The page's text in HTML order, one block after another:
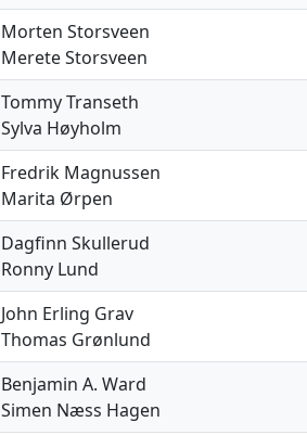
Morten Storsveen
Merete Storsveen
Tommy Transeth
Sylva Høyholm
Fredrik Magnussen
Marita Ørpen
Dagfinn Skullerud
Ronny Lund
John Erling Grav
Thomas Grønlund
Benjamin A. Ward
Simen Næss Hagen